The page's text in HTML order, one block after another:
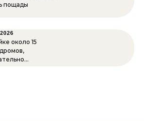
пощады
около 15